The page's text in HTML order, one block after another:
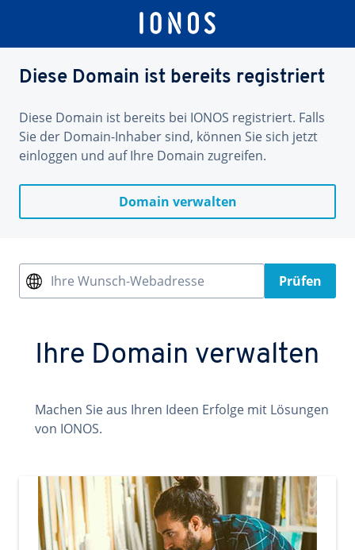
Diese Domain ist bereits registriert
Diese Domain ist bereits bei IONOS registriert. Falls
Sie der Domain-Inhaber sind, können Sie sich jetzt
einloggen und auf Ihre Domain zugreifen.
Domain verwalten
Ihre Wunsch-Webadresse Prüfen
Ihre Domain verwalten
Machen Sie aus Ihren Ideen Erfolge mit Lösungen
von IONOS.